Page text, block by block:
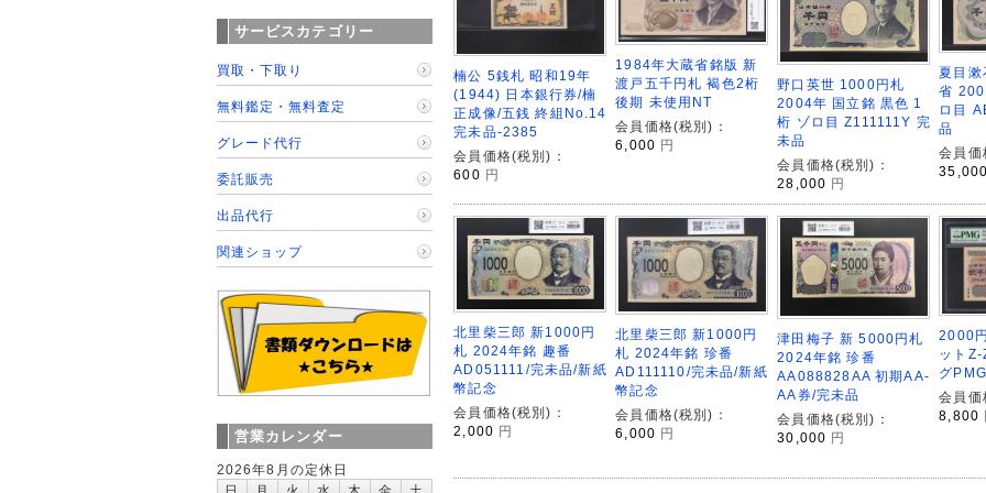
楠公 5銭札 昭和19年
(1944) 日本銀行券/楠
正成像/五銭 終組No.14
完未品-2385
会員価格(税別)：
600 円
1984年大蔵省銘版 新
渡戸五千円札 褐色2桁
後期 未使用NT
会員価格(税別)：
6,000 円
野口英世 1000円札
2004年 国立銘 黒色 1
桁 ゾロ目 Z111111Y 完
未品
会員価格(税別)：
28,000 円
夏目
省
ロ目
品
会員価
北里柴三郎 新1000円
札 2024年銘 趣番
AD051111/完未品/新紙
幣記念
会員価格(税別)：
2,000 円
北里柴三郎 新1000円
札 2024年銘 珍番
AD111110/完未品/新紙
幣記念
会員価格(税別)：
6,000 円
津田梅子 新 5000円札
2024年銘 珍番
AA088828AA 初期AA-
AA券/完未品
会員価格(税別)：
30,000 円
2000
ット
グ
会員価
8,800
サービスカテゴリー
買取・下取り
無料鑑定・無料査定
グレード代行
委託販売
出品代行
関連ショップ
営業カレンダー
2026年8月の定休日